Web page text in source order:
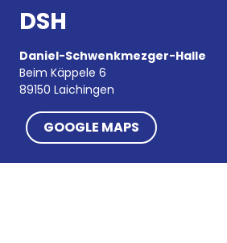
DSH
Daniel-Schwenkmezger-Halle
Beim Käppele 6
89150 Laichingen
GOOGLE MAPS